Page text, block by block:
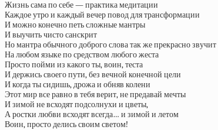
Жизнь сама по себе — практика медитации
Каждое утро и каждый вечер повод для трансформации
И можно конечно петь сложные мантры
И выучить чисто санскрит
Но мантра обычного доброго слова так же прекрасно звучит
На любом языке по средством любого жеста
Просто пойми из какого ты, воин, теста
И держись своего пути, без вечной конечной цели
И когда ты сидишь, дрожа и обняв колени
Этот мир все равно в тебя верит, не предавай мечты
И зимой не всходят подсолнухи и цветы,
А ростки любви всходят всегда… и зимой и летом
Воин, просто делись своим светом!